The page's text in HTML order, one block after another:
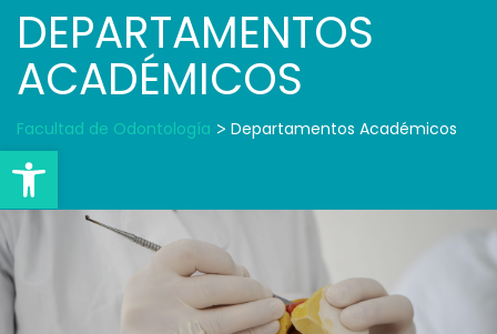
Open toolbar
DEPARTAMENTOS
ACADÉMICOS
Facultad de Odontología > Departamentos Académicos